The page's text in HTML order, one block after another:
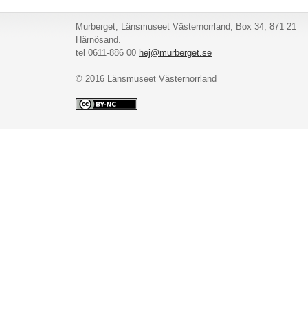
Murberget, Länsmuseet Västernorrland, Box 34, 871 21
Härnösand.
tel 0611-886 00 hej@murberget.se
© 2016 Länsmuseet Västernorrland